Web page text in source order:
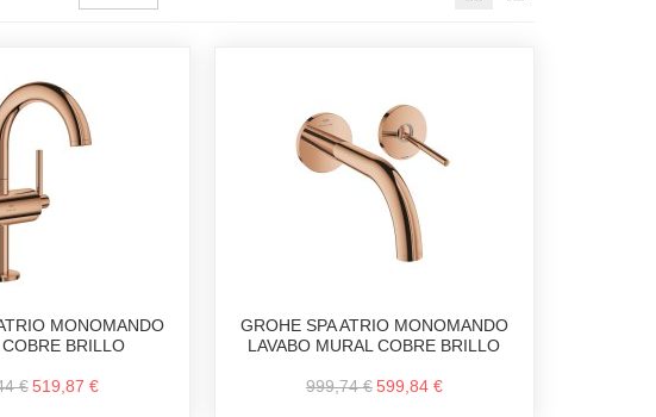
MONOMANDO
COBRE BRILLO
€ 519,87 €
GROHE SPA ATRIO MONOMANDO
LAVABO MURAL COBRE BRILLO
999,74 €599,84 €